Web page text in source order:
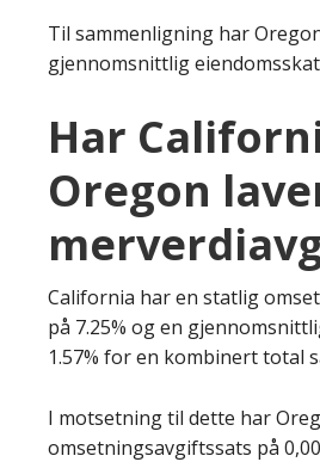
Til sammenligning har
gjennomsnittlig
Har
Oregon
California har en statlig
på 7.25% og en
1.57% for en kombinert total
I motsetning til dette har
omsetningsavgiftssats på